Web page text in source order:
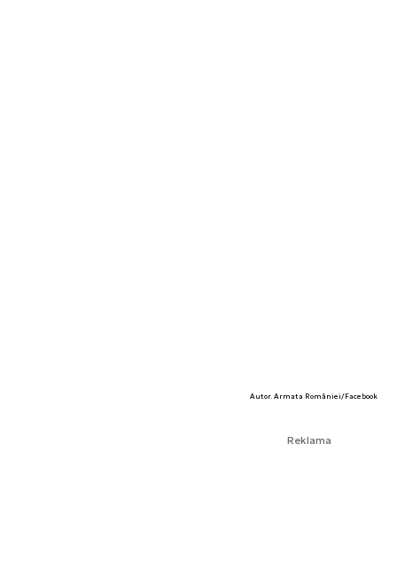
Autor. Armata României/Facebook
Reklama